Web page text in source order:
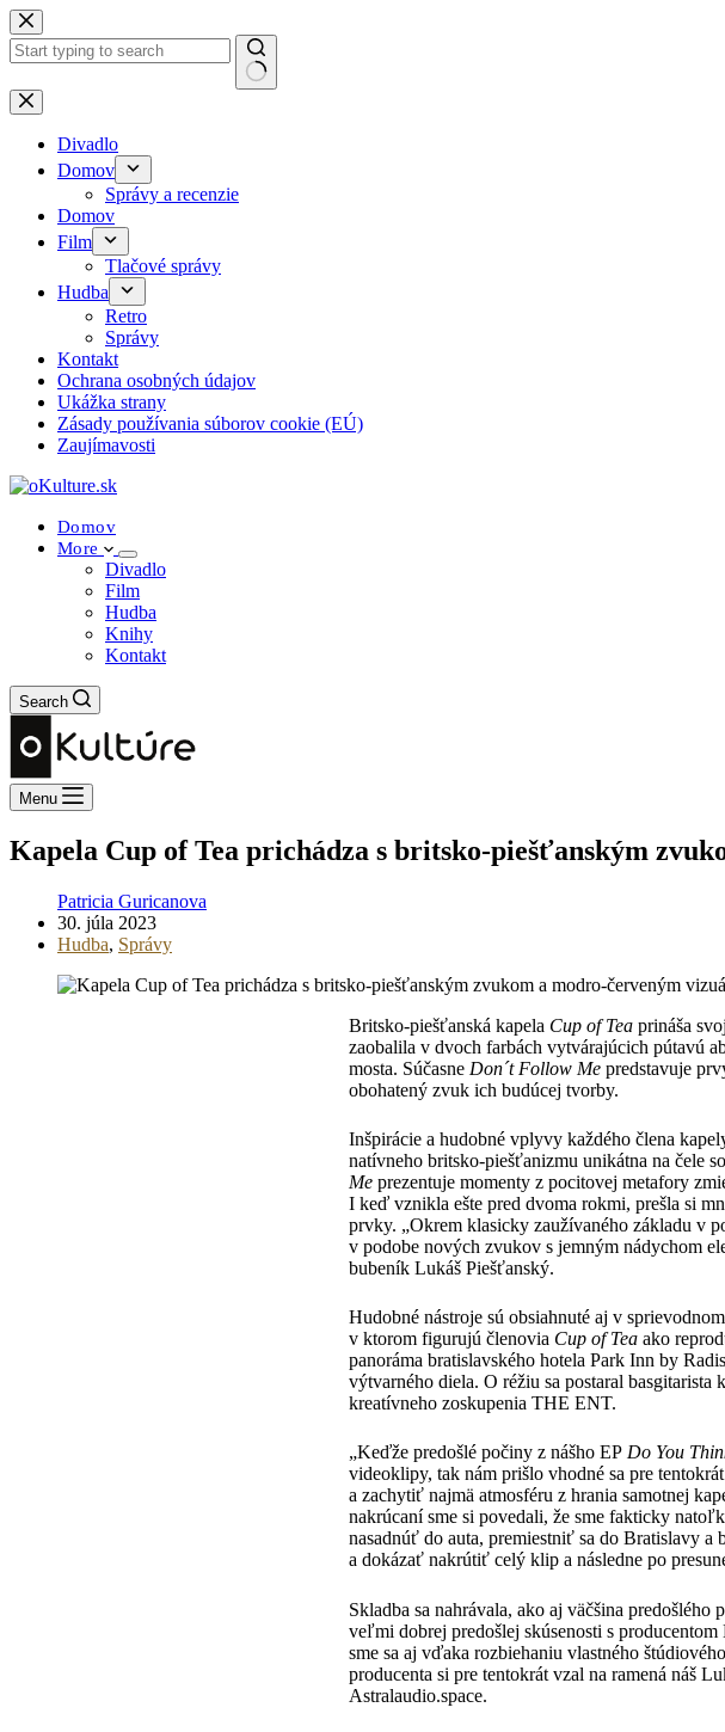
Skip
to
content
No
results
Divadlo
Domov
Správy a recenzie
Domov
Film
Tlačové správy
Hudba
Retro
Správy
Kontakt
Ochrana osobných údajov
Ukážka strany
Zásady používania súborov cookie (EÚ)
Zaujímavosti
Domov
More
Divadlo
Film
Hudba
Knihy
Kontakt
Search
Menu
Kapela Cup of Tea prichádza s britsko-piešťanským
Patricia Guricanova
30. júla 2023
Hudba, Správy
Britsko-piešťanská kapela Cup of Tea prináša
zaobalila v dvoch farbách vytvárajúcich pútavú
mosta. Súčasne Don´t Follow Me predstavuje
obohatený zvuk ich budúcej tvorby.
Inšpirácie a hudobné vplyvy každého člena
natívneho britsko-piešťanizmu unikátna na čele
Me prezentuje momenty z pocitovej metafory
I keď vznikla ešte pred dvoma rokmi, prešla si
prvky. „Okrem klasicky zaužívaného základu v
v podobe nových zvukov s jemným nádychom
bubeník Lukáš Piešťanský.
Hudobné nástroje sú obsiahnuté aj v
v ktorom figurujú členovia Cup of Tea ako
panoráma bratislavského hotela Park Inn by
výtvarného diela. O réžiu sa postaral
kreatívneho zoskupenia THE ENT.
„Keďže predošlé počiny z nášho EP Do You
videoklipy, tak nám prišlo vhodné sa pre
a zachytiť najmä atmosféru z hrania samotnej
nakrúcaní sme si povedali, že sme fakticky
nasadnúť do auta, premiestniť sa do Bratislavy
a dokázať nakrútiť celý klip a následne po
Skladba sa nahrávala, ako aj väčšina
veľmi dobrej predošlej skúsenosti s
sme sa aj vďaka rozbiehaniu vlastného
producenta si pre tentokrát vzal na ramená náš
Astralaudio.space.